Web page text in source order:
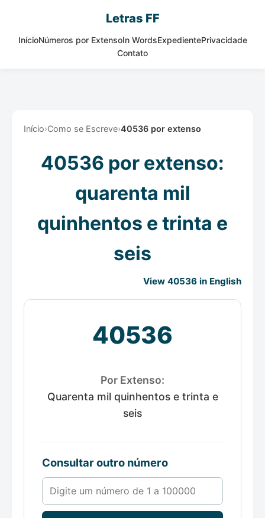
Letras FF
InícioNúmeros por ExtensoIn WordsExpedientePrivacidade
Contato
Início›Como se Escreve›40536 por extenso
40536 por extenso:
quarenta mil
quinhentos e trinta e
seis
View 40536 in English
40536
Por Extenso:
Quarenta mil quinhentos e trinta e
seis
Consultar outro número
Número de 1 a 100000